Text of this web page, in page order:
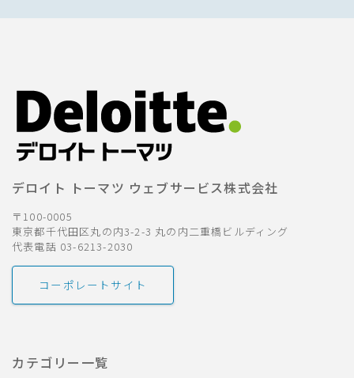
デロイト トーマツ ウェブサービス株式会社
〒100-0005
東京都千代田区丸の内3-2-3 丸の内二重橋ビルディング
代表電話 03-6213-2030
コーポレートサイト
カテゴリー一覧